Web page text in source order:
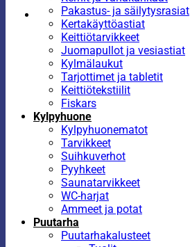
Pakastus- ja säilytysrasiat
Kertakäyttöastiat
Keittiötarvikkeet
Juomapullot ja vesiastiat
Kylmälaukut
Tarjottimet ja tabletit
Keittiötekstiilit
Fiskars
Kylpyhuone
Kylpyhuonematot
Tarvikkeet
Suihkuverhot
Pyyhkeet
Saunatarvikkeet
WC-harjat
Ammeet ja potat
Puutarha
Puutarhakalusteet